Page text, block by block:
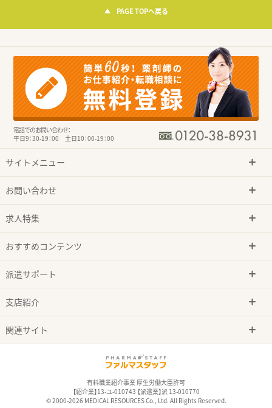
PAGE TOPへ戻る
電話でのお問い合わせ：
平日9：30-19：00 土日10：00-19：00
サイトメニュー
お問い合わせ
求人特集
おすすめコンテンツ
派遣サポート
支店紹介
関連サイト
有料職業紹介事業 厚生労働大臣許可
【紹介業】13-ユ-010743 【派遣業】派 13-010770
© 2000-2026 MEDICAL RESOURCES Co., Ltd. All Rights Reserved.